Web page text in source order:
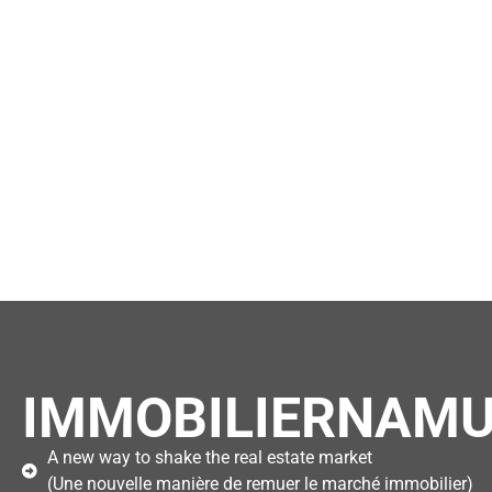
A new way to shake the real estate market
(Une nouvelle manière de remuer le marché immobilier)